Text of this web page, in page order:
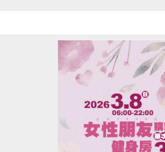
4.租金(全日$6,500元/月、日間
逾時視同放棄。
如有剩餘車位將於3/25公告。
辦理退租時程：115/4/1~4/10 (每